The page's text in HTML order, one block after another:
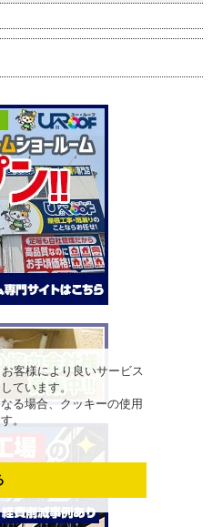
客様により良いサービス
ています。
る場合、クッキーの使用
。